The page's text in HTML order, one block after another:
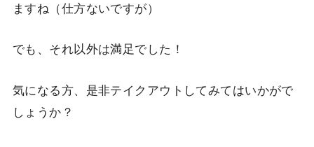
ますね（仕方ないですが）
でも、それ以外は満足でした！
気になる方、是非テイクアウトしてみてはいかがで
しょうか？